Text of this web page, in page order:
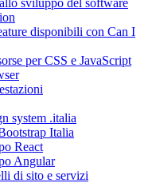
disponibili con Can I
per CSS e JavaScript
system .italia
Italia
React
Angular
di sito e servizi